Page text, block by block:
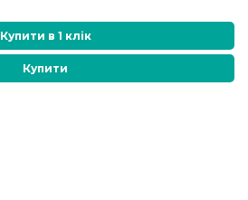
Купити в 1 клік
Купити